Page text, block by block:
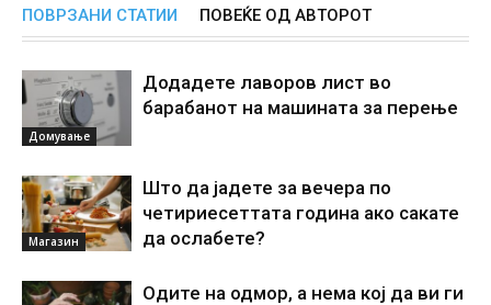
ПОВРЗАНИ СТАТИИ ПОВЕЌЕ ОД АВТОРОТ
Домување
Додадете лаворов лист во
барабанот на машината за перење
Магазин
Што да јадете за вечера по
четириесеттата година ако сакате
да ослабете?
Одите на одмор, а нема кој да ви ги